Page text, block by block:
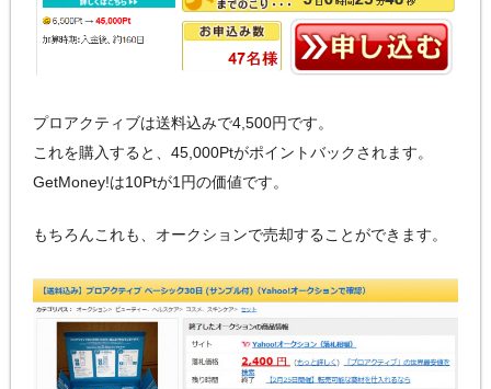
プロアクティブは送料込みで4,500円です。
これを購入すると、45,000Ptがポイントバックされます。
GetMoney!は10Ptが1円の価値です。
もちろんこれも、オークションで売却することができます。